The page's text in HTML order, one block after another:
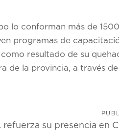
lo conforman más de 1500
programas de
resultado de su
de la provincia, a través de